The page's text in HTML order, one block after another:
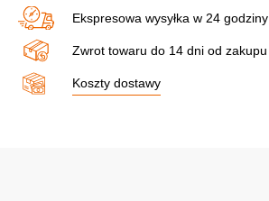
Ekspresowa wysyłka w 24 godziny
Zwrot towaru do 14 dni od zakupu
Koszty dostawy